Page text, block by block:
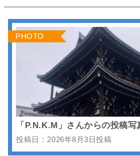
「P.N.K.M」さんからの投稿
投稿日：2026年8月3日投稿
PHOTO